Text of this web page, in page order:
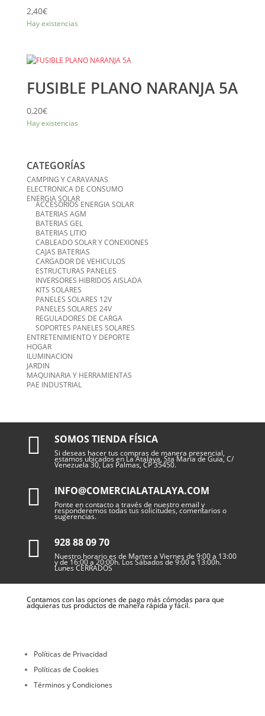
2,40€
Hay existencias
FUSIBLE PLANO NARANJA 5A
0,20€
Hay existencias
CATEGORÍAS
CAMPING Y CARAVANAS
ELECTRONICA DE CONSUMO
ENERGIA SOLAR
ACCESORIOS ENERGIA SOLAR
BATERIAS AGM
BATERIAS GEL
BATERIAS LITIO
CABLEADO SOLAR Y CONEXIONES
CAJAS BATERIAS
CARGADOR DE VEHICULOS
ESTRUCTURAS PANELES
INVERSORES HIBRIDOS AISLADA
KITS SOLARES
PANELES SOLARES 12V
PANELES SOLARES 24V
REGULADORES DE CARGA
SOPORTES PANELES SOLARES
ENTRETENIMIENTO Y DEPORTE
HOGAR
ILUMINACION
JARDIN
MAQUINARIA Y HERRAMIENTAS
PAE INDUSTRIAL
 SOMOS TIENDA FÍSICA
Si deseas hacer tus compras de manera presencial,
estamos ubicados en La Atalaya, Sta Maria de Guia, C/
Venezuela 30, Las Palmas, CP 35450.
 INFO@COMERCIALATALAYA.COM
Ponte en contacto a través de nuestro email y
responderemos todas tus solicitudes, comentarios o
sugerencias.
 928 88 09 70
Nuestro horario es de Martes a Viernes de 9:00 a 13:00
y de 16:00 a 20:00h. Los Sábados de 9:00 a 13:00h.
Lunes CERRADOS
Contamos con las opciones de pago más cómodas para que
adquieras tus productos de manera rápida y fácil.
Políticas de Privacidad
Políticas de Cookies
Términos y Condiciones